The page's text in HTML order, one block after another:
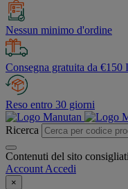
Nessun minimo d'ordine
Consegna gratuita da €150
Reso entro 30 giorni
Ricerca
Contenuti del sito
Account Accedi
×